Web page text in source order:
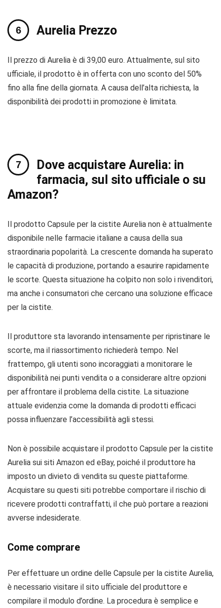
Aurelia Prezzo
Il prezzo di Aurelia è di 39,00 euro. Attualmente, sul sito
ufficiale, il prodotto è in offerta con uno sconto del 50%
fino alla fine della giornata. A causa dell’alta richiesta, la
disponibilità dei prodotti in promozione è limitata.
Dove acquistare Aurelia: in
farmacia, sul sito ufficiale o su
Amazon?
Il prodotto Capsule per la cistite Aurelia non è attualmente
disponibile nelle farmacie italiane a causa della sua
straordinaria popolarità. La crescente domanda ha superato
le capacità di produzione, portando a esaurire rapidamente
le scorte. Questa situazione ha colpito non solo i rivenditori,
ma anche i consumatori che cercano una soluzione efficace
per la cistite.
Il produttore sta lavorando intensamente per ripristinare le
scorte, ma il riassortimento richiederà tempo. Nel
frattempo, gli utenti sono incoraggiati a monitorare le
disponibilità nei punti vendita o a considerare altre opzioni
per affrontare il problema della cistite. La situazione
attuale evidenzia come la domanda di prodotti efficaci
possa influenzare l’accessibilità agli stessi.
Non è possibile acquistare il prodotto Capsule per la cistite
Aurelia sui siti Amazon ed eBay, poiché il produttore ha
imposto un divieto di vendita su queste piattaforme.
Acquistare su questi siti potrebbe comportare il rischio di
ricevere prodotti contraffatti, il che può portare a reazioni
avverse indesiderate.
Come comprare
Per effettuare un ordine delle Capsule per la cistite Aurelia,
è necessario visitare il sito ufficiale del produttore e
compilare il modulo d’ordine. La procedura è semplice e